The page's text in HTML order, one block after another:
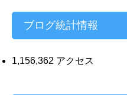
ス
ブログ統計情報
1,156,362 アクセス